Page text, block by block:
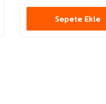
Sepete Ekle